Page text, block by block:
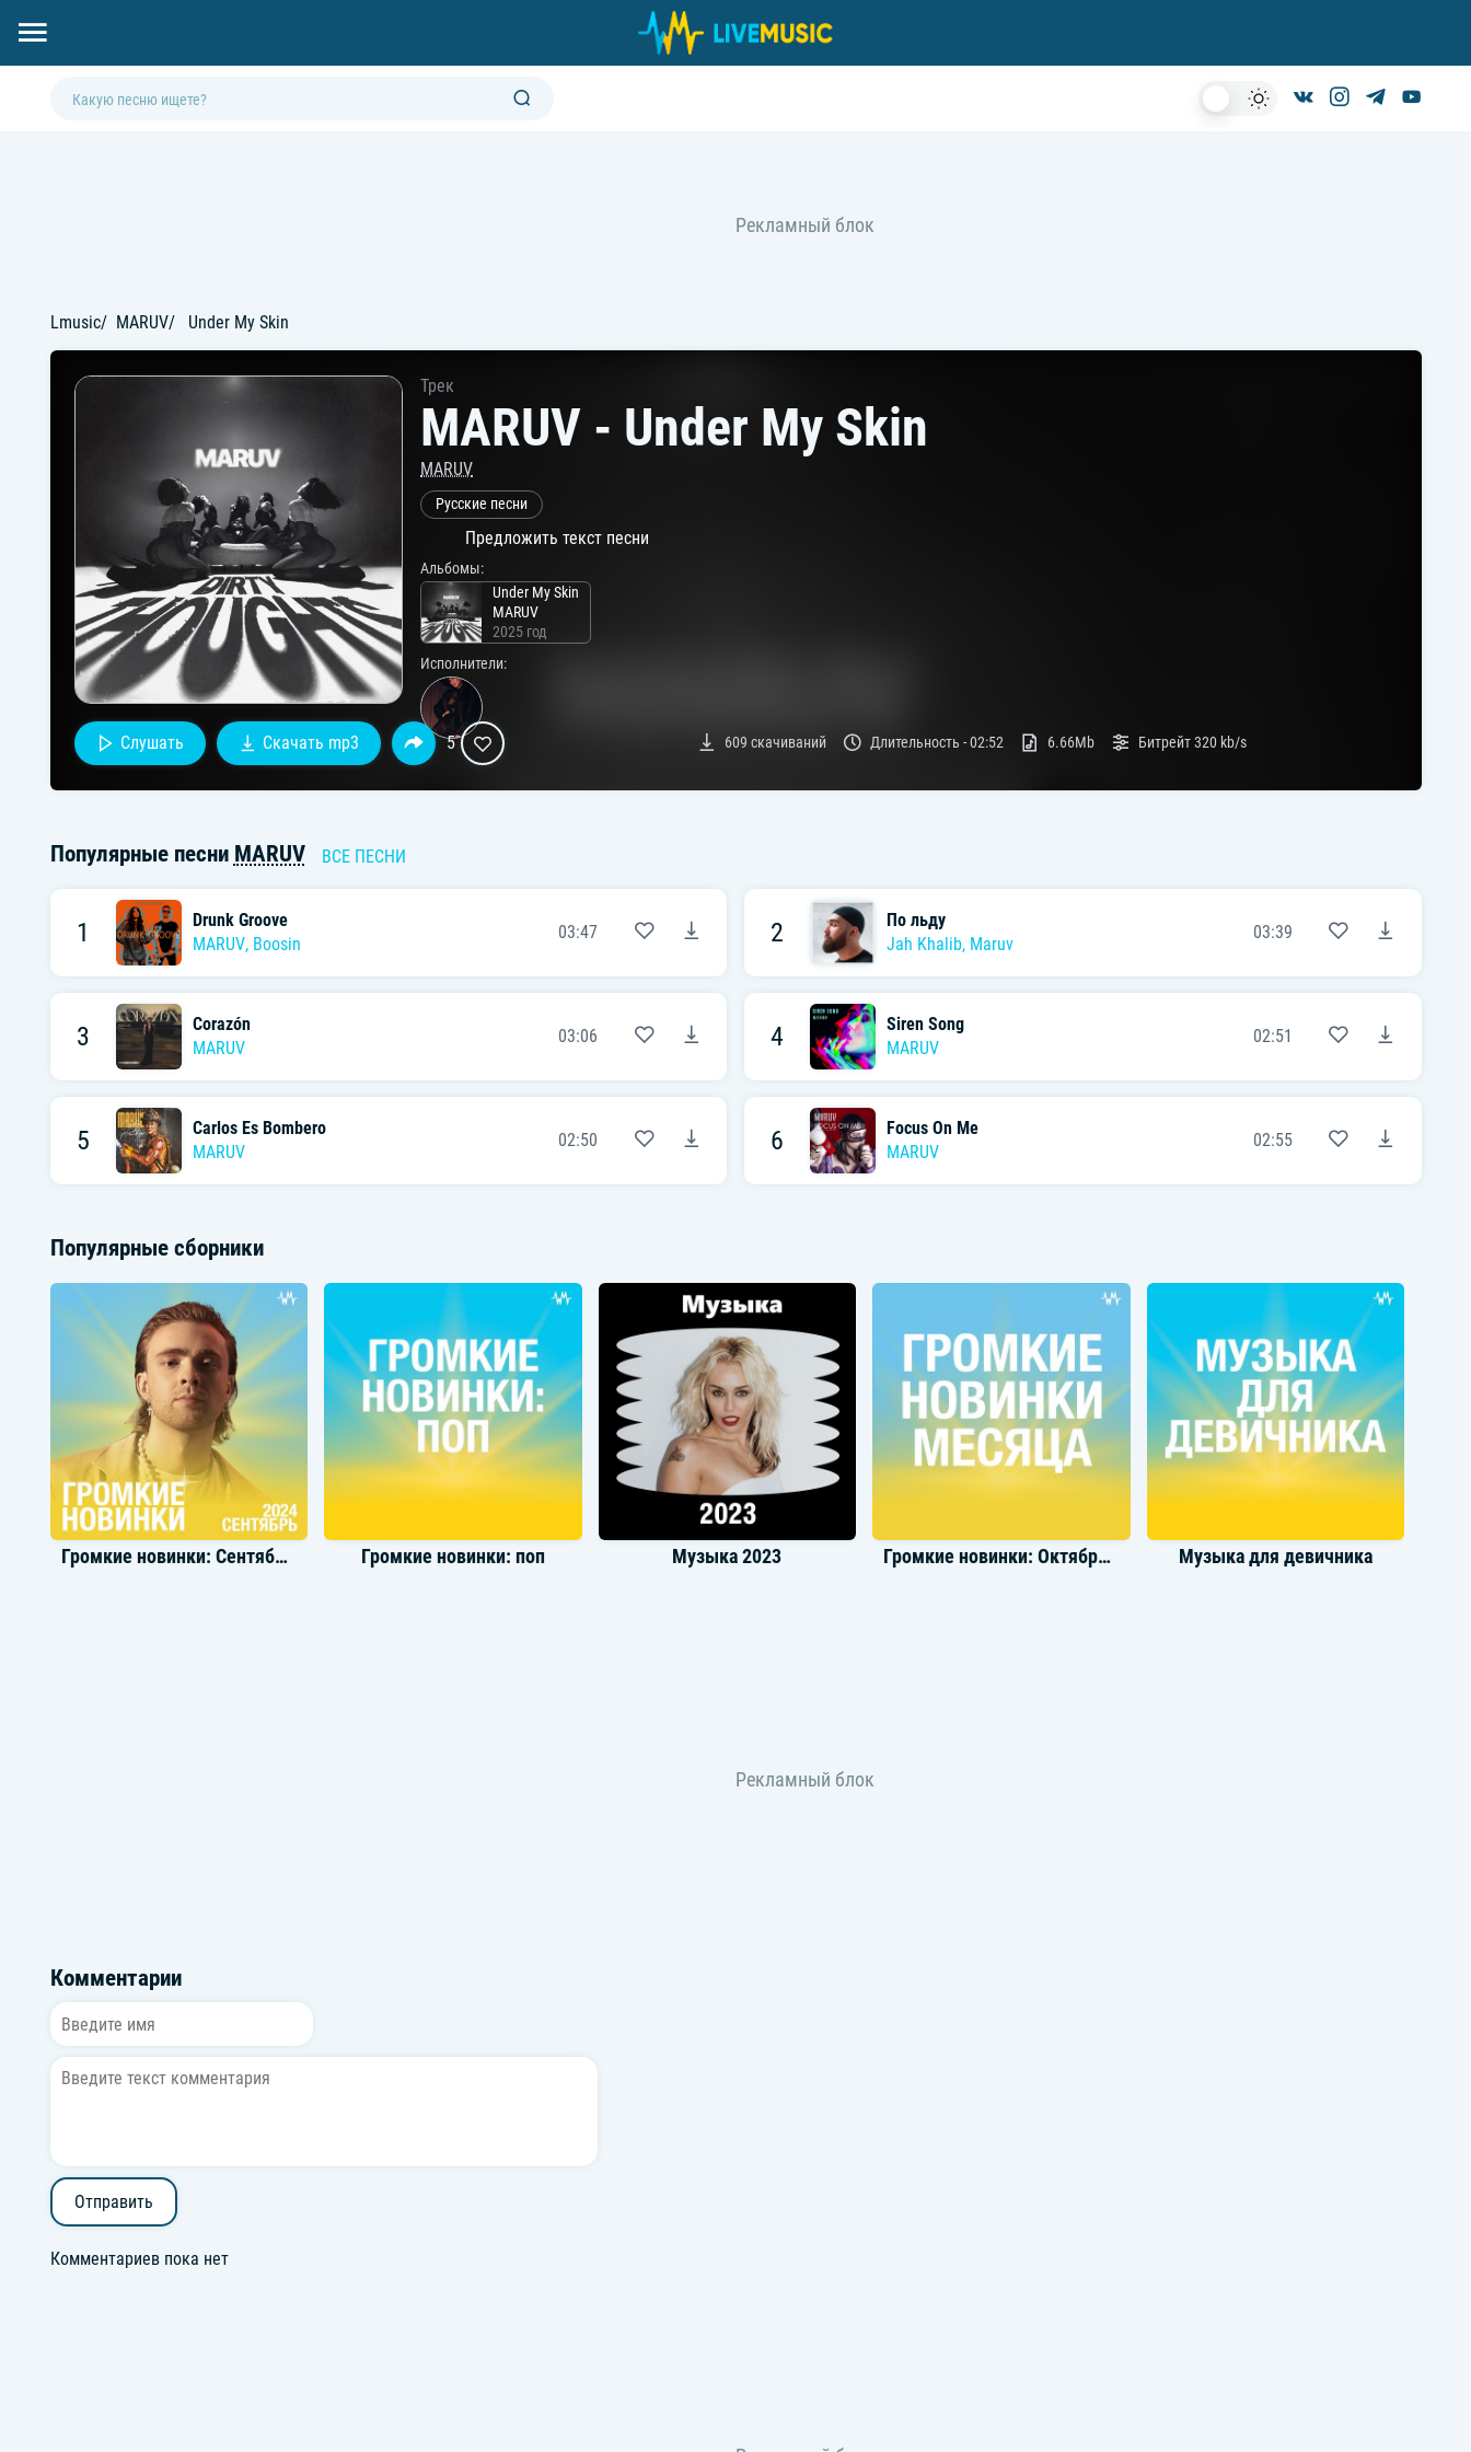
Lmusic MARUV Under My Skin
Трек
MARUV - Under My Skin
MARUV
Русские песни
Предложить текст песни
Альбомы:
Under My Skin
MARUV
2025 год
Исполнители:
Слушать Скачать mp3 5 609 скачиваний Длительность -02:52 6.66Mb Битрейт320 kb/s
Популярные песни MARUV ВСЕ ПЕСНИ
1
Drunk Groove
MARUV, Boosin
03:47 2
По льду
Jah Khalib, Maruv
03:39
3
Corazón
MARUV
03:06 4
Siren Song
MARUV
02:51
5
Carlos Es Bombero
MARUV
02:50 6
Focus On Me
MARUV
02:55
Популярные сборники
Громкие новинки: Сентябрь 2024 Громкие новинки: поп Музыка 2023 Громкие новинки: Октябрь 2022 Музыка для девичника
Комментарии
Отправить
Комментариев пока нет